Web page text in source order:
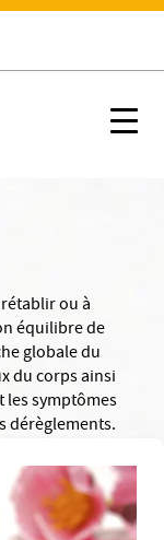
ou à
équilibre de
globale du
du corps ainsi
les symptômes
dérèglements.